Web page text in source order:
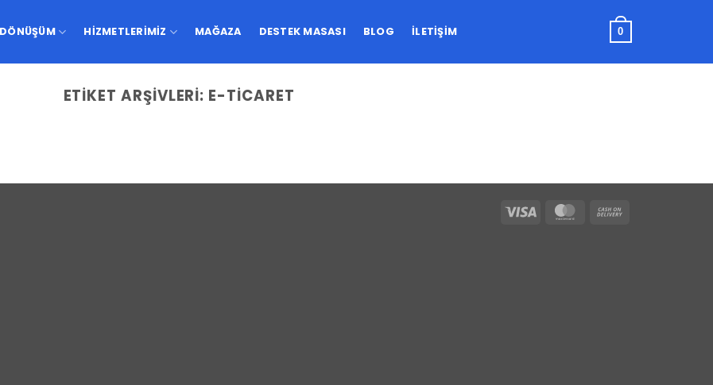
HIZMETLERIMIZ MAĞAZA DESTEK MASASI BLOG İLETIŞIM 0
ETIKET ARŞIVLERI: E-TICARET
Visa MasterCard